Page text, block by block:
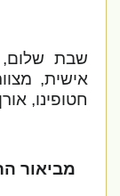
שבת שלום,
אישית,
חטופינו, אורן.
מביאור